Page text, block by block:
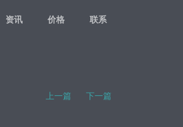
资讯 价格 联系
上一篇 下一篇